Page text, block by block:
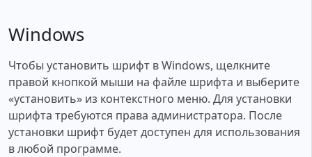
Windows
Чтобы установить шрифт в Windows, щелкните
правой кнопкой мыши на файле шрифта и выберите
«установить» из контекстного меню. Для установки
шрифта требуются права администратора. После
установки шрифт будет доступен для использования
в любой программе.